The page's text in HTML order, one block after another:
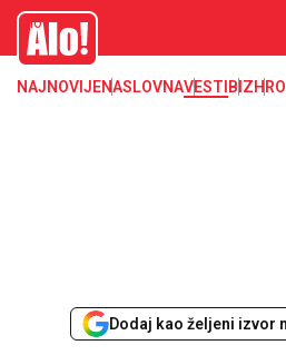
Svet, Ruske vesti, Planeta, Region
Alo
NAJNOVIJENASLOVNAVESTI BIZ
Dodaj kao željeni izvor